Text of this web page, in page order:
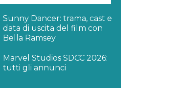
Sunny Dancer: trama, cast e
data di uscita del film con
Bella Ramsey
Marvel Studios SDCC 2026:
tutti gli annunci